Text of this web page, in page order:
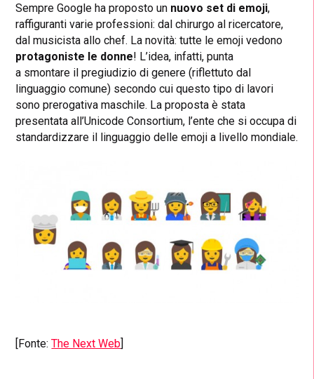
Sempre Google ha proposto un nuovo set di emoji,
raffiguranti varie professioni: dal chirurgo al ricercatore,
dal musicista allo chef. La novità: tutte le emoji vedono
protagoniste le donne! L’idea, infatti, punta
a smontare il pregiudizio di genere (riflettuto dal
linguaggio comune) secondo cui questo tipo di lavori
sono prerogativa maschile. La proposta è stata
presentata all’Unicode Consortium, l’ente che si occupa di
standardizzare il linguaggio delle emoji a livello mondiale.
[Fonte:The Next Web]